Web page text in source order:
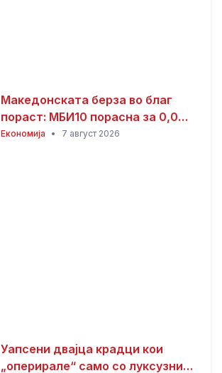
Македонската берза во благ
пораст: МБИ10 порасна за 0,08
отсто, најтргувани акциите на
Економија • 7 август 2026
Уапсени двајца крадци кои
„оперирале“ само со луксузни